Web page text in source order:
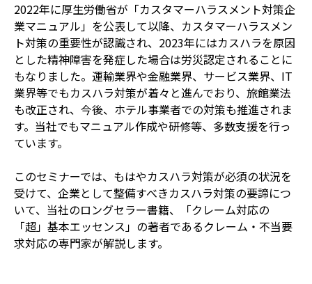
2022年に厚生労働省が「カスタマーハラスメント対策企
業マニュアル」を公表して以降、カスタマーハラスメン
ト対策の重要性が認識され、2023年にはカスハラを原因
とした精神障害を発症した場合は労災認定されることに
もなりました。運輸業界や金融業界、サービス業界、IT
業界等でもカスハラ対策が着々と進んでおり、旅館業法
も改正され、今後、ホテル事業者での対策も推進されま
す。当社でもマニュアル作成や研修等、多数支援を行っ
ています。
このセミナーでは、もはやカスハラ対策が必須の状況を
受けて、企業として整備すべきカスハラ対策の要諦につ
いて、当社のロングセラー書籍、「クレーム対応の
「超」基本エッセンス」の著者であるクレーム・不当要
求対応の専門家が解説します。